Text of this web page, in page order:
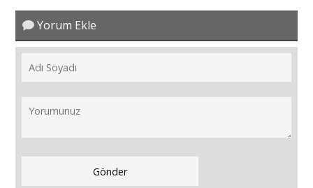
Yorum Ekle